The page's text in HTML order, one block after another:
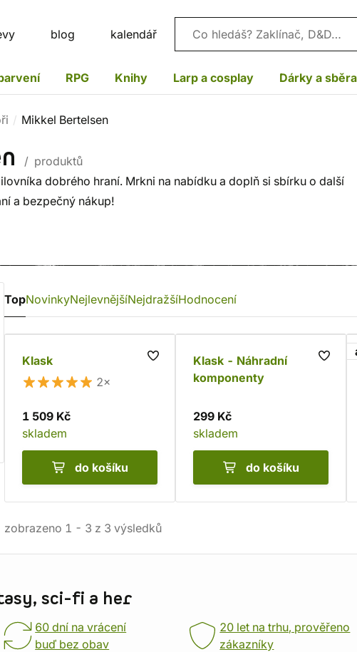
blog kalendář Vyhledávání
RPG Knihy Larp a cosplay Dárky a
Mikkel Bertelsen
/ produktů
dobrého hraní. Mrkni na nabídku a doplň si sbírku o další
a bezpečný nákup!
TopNovinkyNejlevnějšíNejdražšíHodnocení
Klask
2×
1 509 Kč
skladem
do košíku
Klask - Náhradní
komponenty
299 Kč
skladem
do košíku
zobrazeno 1 - 3 z 3 výsledků
sci-fi a her
60 dní na vrácení
buď bez obav
20 let na trhu, prověřeno
zákazníky